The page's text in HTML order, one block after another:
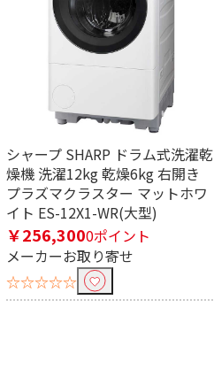
シャープ SHARP ドラム式洗濯乾
燥機 洗濯12kg 乾燥6kg 右開き
プラズマクラスター マットホワ
イト ES-12X1-WR(大型)
￥256,3000ポイント
メーカーお取り寄せ
☆☆☆☆☆
有